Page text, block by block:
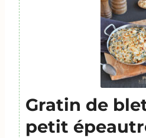
Gratin de
petit